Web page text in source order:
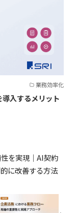
業務効率化
入するメリット
を実現｜AI契約
に改善する方法